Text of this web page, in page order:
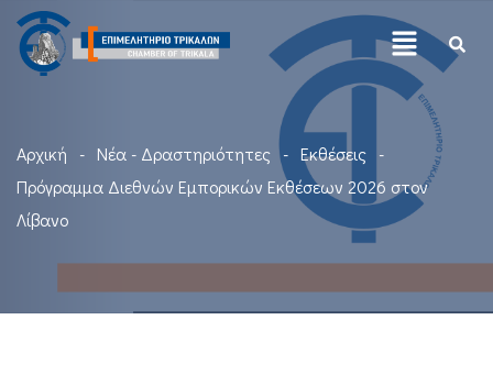
Αρχική Νέα - Δραστηριότητες
Εκθέσεις
Πρόγραμμα Διεθνών Εμπορικών Εκθέσεων 2026 στον
Λίβανο